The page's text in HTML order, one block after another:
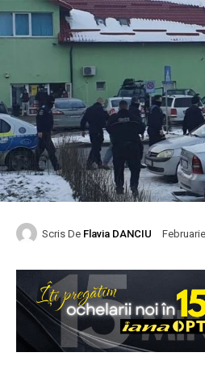
Scris De Flavia DANCIU